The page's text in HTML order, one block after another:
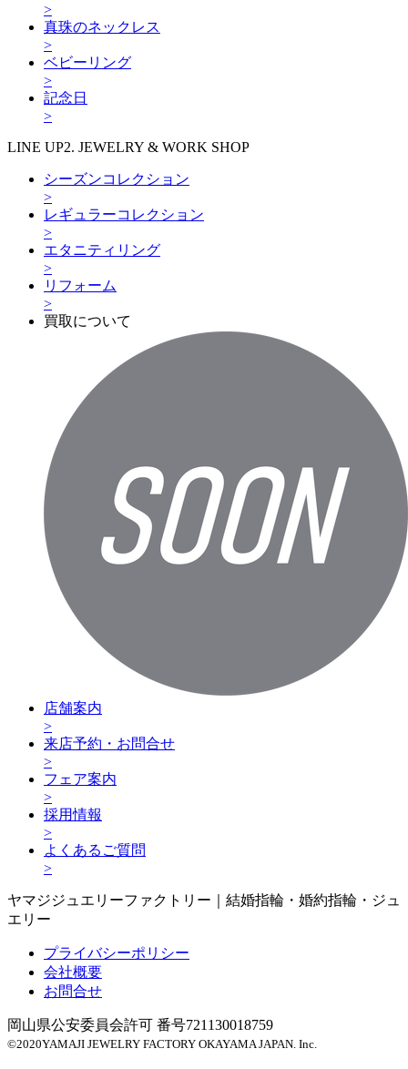
>
真珠のネックレス
>
ベビーリング
>
記念日
>
LINE UP2. JEWELRY & WORK SHOP
シーズンコレクション
>
レギュラーコレクション
>
エタニティリング
>
リフォーム
>
買取について
店舗案内
>
来店予約・お問合せ
>
フェア案内
>
採用情報
>
よくあるご質問
>
ヤマジジュエリーファクトリー｜結婚指輪・婚約指輪・ジュ
エリー
プライバシーポリシー
会社概要
お問合せ
岡山県公安委員会許可 番号721130018759
©2020YAMAJI JEWELRY FACTORY OKAYAMA JAPAN. Inc.